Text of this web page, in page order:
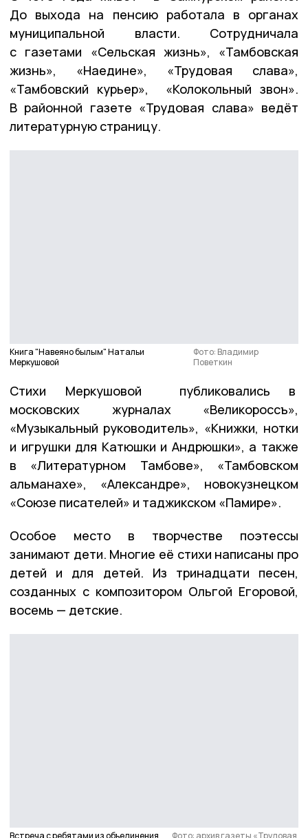
До выхода на пенсию работала в органах
муниципальной власти. Сотрудничала
с газетами «Сельская жизнь», «Тамбовская
жизнь», «Наедине», «Трудовая слава»,
«Тамбовский курьер», «Колокольный звон».
В районной газете «Трудовая слава» ведёт
литературную страницу.
Книга "Навеяно былым" Натальи
Меркушовой
Фото: Владимир
Поветкин
Стихи Меркушовой публиковались в
московских журналах «Великороссъ»,
«Музыкальный руководитель», «Книжки, нотки
и игрушки для Катюшки и Андрюшки», а также
в «Литературном Тамбове», «Тамбовском
альманахе», «Александре», новокузнецком
«Союзе писателей» и таджикском «Памире».
Особое место в творчестве поэтессы
занимают дети. Многие её стихи написаны про
детей и для детей. Из тринадцати песен,
созданных с композитором Ольгой Егоровой,
восемь — детские.
Встреча с ребятами из объединения Фото: архив газеты «Трудовая